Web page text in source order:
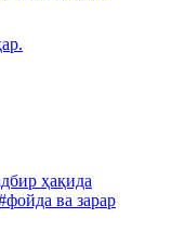
ҳақида
ва зарар